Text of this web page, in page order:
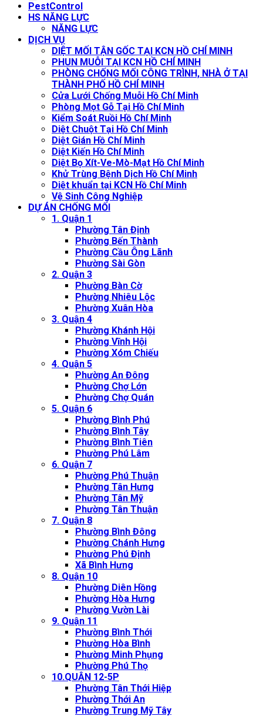
PestControl
HS NĂNG LỰC
NĂNG LỰC
DỊCH VỤ
DIỆT MỐI TẬN GỐC TẠI KCN HỒ CHÍ MINH
PHUN MUỖI TẠI KCN HỒ CHÍ MINH
PHÒNG CHỐNG MỐI CÔNG TRÌNH, NHÀ Ở TẠI
THÀNH PHỐ HỒ CHÍ MINH
Cửa Lưới Chống Muỗi Hồ Chí Minh
Phòng Mọt Gỗ Tại Hồ Chí Minh
Kiểm Soát Ruồi Hồ Chí Minh
Diệt Chuột Tại Hồ Chí Minh
Diệt Gián Hồ Chí Minh
Diệt Kiến Hồ Chí Minh
Diệt Bọ Xít-Ve-Mò-Mạt Hồ Chí Minh
Khử Trùng Bệnh Dịch Hồ Chí Minh
Diệt khuẩn tại KCN Hồ Chí Minh
Vệ Sinh Công Nghiệp
DỰ ÁN CHỐNG MỐI
1. Quận 1
Phường Tân Định
Phường Bến Thành
Phường Cầu Ông Lãnh
Phường Sài Gòn
2. Quận 3
Phường Bàn Cờ
Phường Nhiêu Lộc
Phường Xuân Hòa
3. Quận 4
Phường Khánh Hội
Phường Vĩnh Hội
Phường Xóm Chiếu
4. Quận 5
Phường An Đông
Phường Chợ Lớn
Phường Chợ Quán
5. Quận 6
Phường Bình Phú
Phường Bình Tây
Phường Bình Tiên
Phường Phú Lâm
6. Quận 7
Phường Phú Thuận
Phường Tân Hưng
Phường Tân Mỹ
Phường Tân Thuận
7. Quận 8
Phường Bình Đông
Phường Chánh Hưng
Phường Phú Định
Xã Bình Hưng
8. Quận 10
Phường Diên Hồng
Phường Hòa Hưng
Phường Vườn Lài
9. Quận 11
Phường Bình Thới
Phường Hòa Bình
Phường Minh Phụng
Phường Phú Thọ
10.QUẬN 12-5P
Phường Tân Thới Hiệp
Phường Thới An
Phường Trung Mỹ Tây